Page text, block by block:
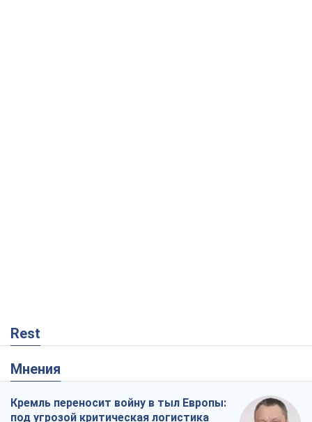
Rest
Мнения
Кремль переносит войну в тыл Европы:
под угрозой критическая логистика